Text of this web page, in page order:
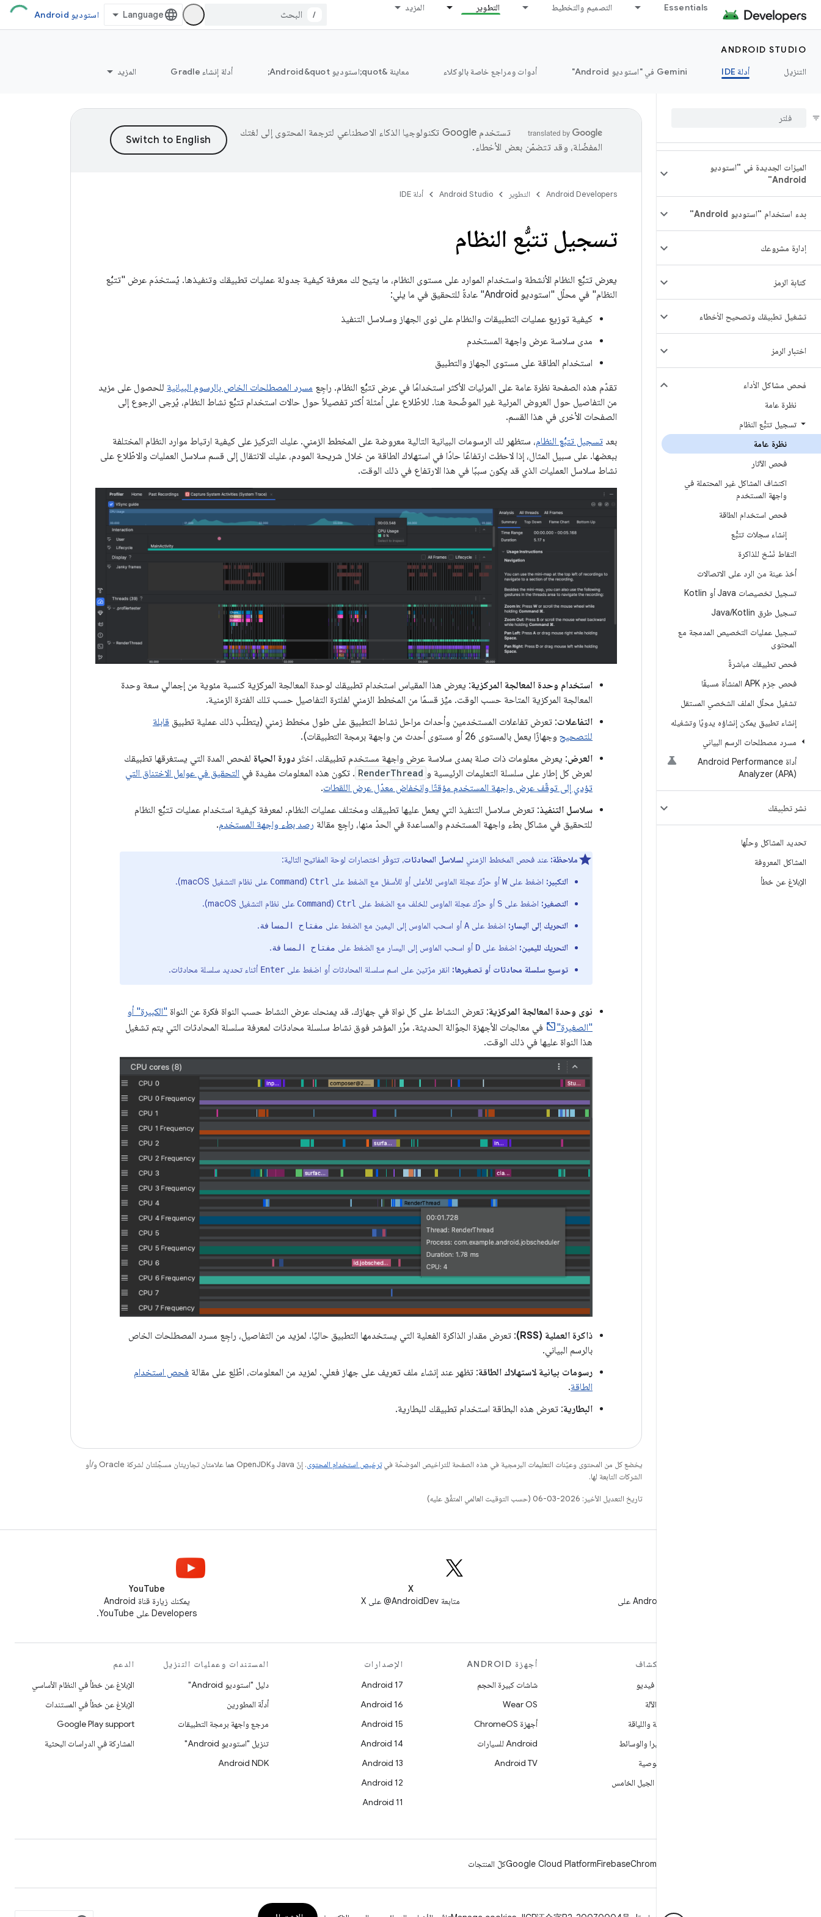
Essentials التصميم والتخطيط التطوير المزيد
/ استوديو Android
ANDROID STUDIO
التنزيل
أدلة IDE ‫Gemini في "استوديو Android" أدوات ومراجع خاصة بالوكلاء معاينة &quot;استوديو Android&quot; أدلة إنشاء Gradle المزيد
الميزات الجديدة في "استوديو
Android"
بدء استخدام "استوديو Android"
إدارة مشروعك
كتابة الرمز
تشغيل تطبيقك وتصحيح الأخطاء
اختبار الرمز
فحص مشاكل الأداء
نظرة عامة
تسجيل تتبُّع النظام
نظرة عامة
فحص الآثار
اكتشاف المشاكل غير المحتملة في
واجهة المستخدم
فحص استخدام الطاقة
إنشاء سجلات تتبُّع
التقاط نَسْخ للذاكرة
أخذ عينة من الرد على الاتصالات
تسجيل تخصيصات Java أو Kotlin
تسجيل طرق Java
/Kotlin
تسجيل عمليات التخصيص المدمجة مع
المحتوى
فحص تطبيقك مباشرةً
فحص حِزم APK المنشأة مسبقًا
تشغيل محلّل الملف الشخصي المستقل
إنشاء تطبيق يمكن إنشاؤه يدويًا وتشغيله
مسرد مصطلحات الرسم البياني
أداة Android Performance
Analyzer (APA)
نشر تطبيقك
تحديد المشاكل وحلّها
المشاكل المعروفة
الإبلاغ عن خطأ
تستخدم Google تكنولوجيا الذكاء الاصطناعي لترجمة المحتوى إلى لغتك
المفضّلة، وقد تتضمّن بعض الأخطاء.
Android Developers التطوير Android Studio أدلة IDE
تسجيل تتبُّع النظام
يعرض تتبُّع النظام الأنشطة واستخدام الموارد على مستوى النظام، ما يتيح لك معرفة كيفية جدولة عمليات تطبيقك وتنفيذها. يُستخدَم عرض "تتبُّع
النظام" في محلّل "استوديو Android" عادةً للتحقيق في ما يلي:
كيفية توزيع عمليات التطبيقات والنظام على نوى الجهاز وسلاسل التنفيذ
مدى سلاسة عرض واجهة المستخدم
استخدام الطاقة على مستوى الجهاز والتطبيق
تقدّم هذه الصفحة نظرة عامة على المرئيات الأكثر استخدامًا في عرض تتبُّع النظام. راجِع مسرد المصطلحات الخاص بالرسوم البيانية للحصول على مزيد
من التفاصيل حول العروض المرئية غير الموضّحة هنا. للاطّلاع على أمثلة أكثر تفصيلاً حول حالات استخدام تتبُّع نشاط النظام، يُرجى الرجوع إلى
الصفحات الأخرى في هذا القسم.
بعد تسجيل تتبُّع النظام، ستظهر لك الرسومات البيانية التالية معروضة على المخطط الزمني. عليك التركيز على كيفية ارتباط موارد النظام المختلفة
ببعضها. على سبيل المثال، إذا لاحظت ارتفاعًا حادًا في استهلاك الطاقة من خلال شريحة المودم، عليك الانتقال إلى قسم سلاسل العمليات والاطّلاع على
نشاط سلاسل العمليات الذي قد يكون سببًا في هذا الارتفاع في ذلك الوقت.
استخدام وحدة المعالجة المركزية: يعرض هذا المقياس استخدام تطبيقك لوحدة المعالجة المركزية كنسبة مئوية من إجمالي سعة وحدة
المعالجة المركزية المتاحة حسب الوقت. ميِّز قسمًا من المخطط الزمني لفلترة التفاصيل حسب تلك الفترة الزمنية.
التفاعلات: تعرض تفاعلات المستخدمين وأحداث مراحل نشاط التطبيق على طول مخطط زمني (يتطلّب ذلك عملية تطبيق قابلة
للتصحيح وجهازًا يعمل بالمستوى 26 أو مستوى أحدث من واجهة برمجة التطبيقات).
العرض: يعرض معلومات ذات صلة بمدى سلاسة عرض واجهة مستخدم تطبيقك. اختَر دورة الحياة لفحص المدة التي يستغرقها تطبيقك
لعرض كل إطار على سلسلة التعليمات الرئيسية و RenderThread . تكون هذه المعلومات مفيدة في التحقيق في عوامل الاختناق التي
تؤدي إلى توقّف عرض واجهة المستخدم مؤقتًا وانخفاض معدّل عرض اللقطات.
سلاسل التنفيذ: تعرض سلاسل التنفيذ التي يعمل عليها تطبيقك ومختلف عمليات النظام. لمعرفة كيفية استخدام عمليات تتبُّع النظام
للتحقيق في مشاكل بطء واجهة المستخدم والمساعدة في الحدّ منها، راجِع مقالة رصد بطء واجهة المستخدم.
ملاحظة: عند فحص المخطط الزمني لسلاسل المحادثات، تتوفّر اختصارات لوحة المفاتيح التالية:
التكبير: اضغط علىW أو حرِّك عجلة الماوس للأعلى أو للأسفل مع الضغط على Ctrl
(
Command على نظام التشغيل macOS).
التصغير: اضغط على S أو حرِّك عجلة الماوس للخلف مع الضغط على Ctrl
(
Command على نظام التشغيل macOS).
التحريك إلى اليسار: اضغط على A أو اسحب الماوس إلى اليمين مع الضغط على مفتاح المسافة.
التحريك لليمين: اضغط على D أو اسحب الماوس إلى اليسار مع الضغط على مفتاح المسافة.
توسيع سلسلة محادثات أو تصغيرها: انقر مرّتين على اسم سلسلة المحادثات أو اضغط على Enter أثناء تحديد سلسلة محادثات.
نوى وحدة المعالجة المركزية: تعرض النشاط على كل نواة في جهازك. قد يمنحك عرض النشاط حسب النواة فكرة عن النواة "الكبيرة" أو
"الصغيرة"
في معالجات الأجهزة الجوّالة الحديثة. مرِّر المؤشر فوق نشاط سلسلة محادثات لمعرفة سلسلة المحادثات التي يتم تشغيل
هذا النواة عليها في ذلك الوقت.
ذاكرة العملية (RSS)
: تعرض مقدار الذاكرة الفعلية التي يستخدمها التطبيق حاليًا. لمزيد من التفاصيل، راجِع مسرد المصطلحات الخاص
بالرسم البياني.
رسومات بيانية لاستهلاك الطاقة: تظهر عند إنشاء ملف تعريف على جهاز فعلي. لمزيد من المعلومات، اطّلِع على مقالة فحص استخدام
الطاقة.
البطارية: تعرض هذه البطاقة استخدام تطبيقك للبطارية.
يخضع كل من المحتوى وعيّنات التعليمات البرمجية في هذه الصفحة للتراخيص الموضحّة فيترخيص استخدام المحتوى
. إنّ Java وOpenJDK هما علامتان تجاريتان مسجَّلتان لشركة Oracle و/أو
الشركات التابعة لها.
تاريخ التعديل الأخير: 2026-03-06 (حسب التوقيت العالمي المتفَّق عليه)
متابعة مطوّري برامج Android على
X
متابعة AndroidDev@ على X
YouTube
يمكنك زيارة قناة Android
Developers على YouTube.
استكشاف
ألعاب فيديو
تعلُم الآلة
الصحة واللياقة
الكاميرا والوسائط
الخصوصية
شبكة الجيل الخامس
أجهزة ANDROID
شاشات كبيرة الحجم
Wear OS
أجهزة ChromeOS
Android للسيارات
Android TV
الإصدارات
Android 17
Android 16
Android 15
Android 14
Android 13
Android 12
Android 11
المستندات وعمليات التنزيل
دليل "استوديو Android"
أدلّة المطورين
مرجع واجهة برمجة التطبيقات
تنزيل "استوديو Android"
Android NDK
الدعم
الإبلاغ عن خطأ في النظام الأساسي
الإبلاغ عن خطأ في المستندات
Google Play support
المشاركة في الدراسات البحثية
Chrome
Firebase
Google Cloud Platformكلّ المنتجات